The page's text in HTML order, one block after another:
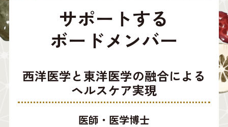
サポートする
ボードメンバー
西洋医学と東洋医学の融合による
ヘルスケア実現
医師・医学博士